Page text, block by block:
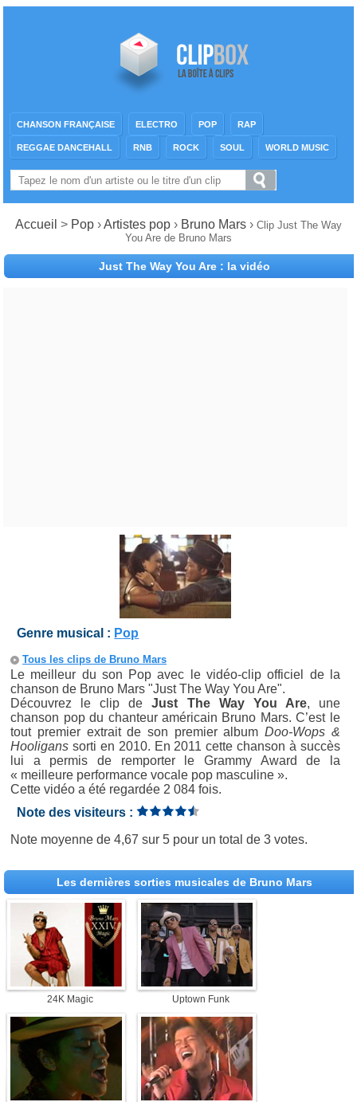
CHANSON FRANÇAISE ELECTRO POP RAP
REGGAE DANCEHALL RNB ROCK SOUL WORLD MUSIC
Accueil > Pop ›Artistes pop › Bruno Mars › Clip Just The Way
You Are de Bruno Mars
Just The Way You Are : la vidéo
Genre musical : Pop
Tous les clips de Bruno Mars
Le meilleur du son Pop avec le vidéo-clip officiel de la
chanson de Bruno Mars "Just The Way You Are".
Découvrez le clip deJust The Way You Are, une
chanson pop du chanteur américain Bruno Mars. C’est le
tout premier extrait de son premier album Doo-Wops &
Hooligans sorti en 2010. En 2011 cette chanson à succès
lui a permis de remporter le Grammy Award de la
« meilleure performance vocale pop masculine ».
Cette vidéo a été regardée 2 084 fois.
Note des visiteurs :
Note moyenne de4,67 sur5 pour un total de3 votes.
Les dernières sorties musicales de Bruno Mars
24K Magic Uptown Funk